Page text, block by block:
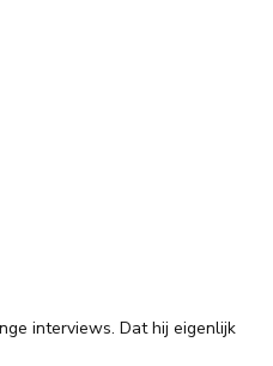
interviews. Dat hij eigenlijk